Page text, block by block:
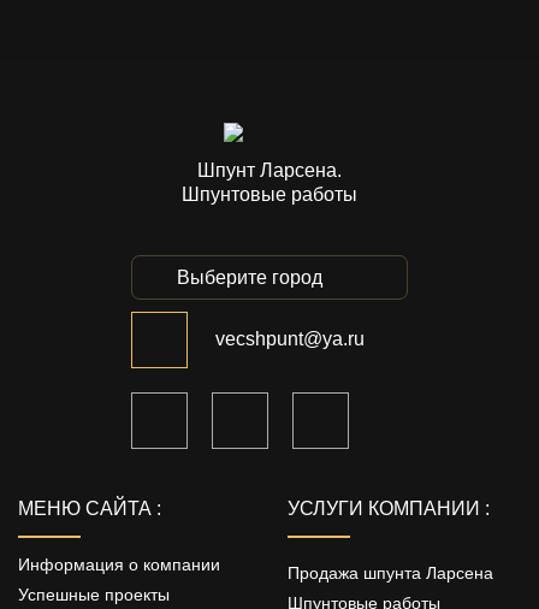
Шпунт Ларсена.
Шпунтовые работы
Выберите город
vecshpunt@ya.ru
МЕНЮ САЙТА :
Информация о компании
Успешные проекты
УСЛУГИ КОМПАНИИ :
Продажа шпунта Ларсена
Шпунтовые работы